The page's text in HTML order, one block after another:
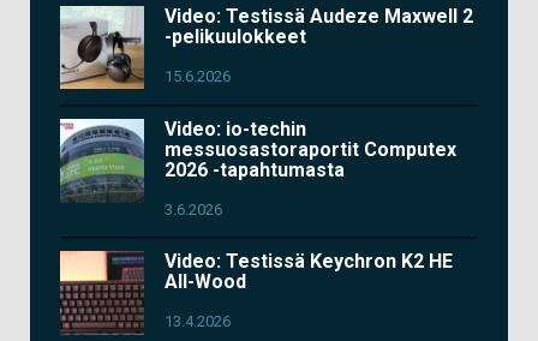
Video: Testissä Audeze Maxwell 2
-pelikuulokkeet
15.6.2026
Video: io-techin
messuosastoraportit Computex
2026 -tapahtumasta
3.6.2026
Video: Testissä Keychron K2 HE
All-Wood
13.4.2026